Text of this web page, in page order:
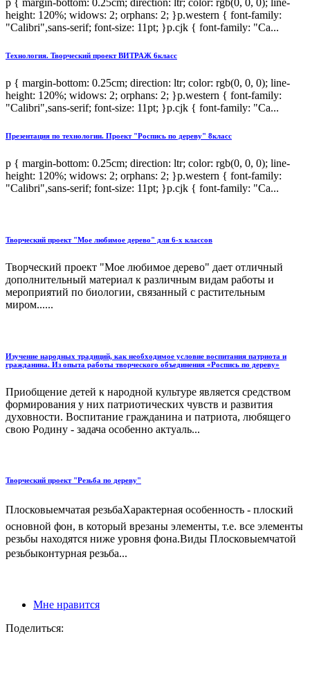
height: 120%; widows: 2; orphans: 2; }p.western { font-family:
"Calibri",sans-serif; font-size: 11pt; }p.cjk { font-family: "Ca...
Технология. Творческий проект ВИТРАЖ 6класс
p { margin-bottom: 0.25cm; direction: ltr; color: rgb(0, 0, 0); line-
height: 120%; widows: 2; orphans: 2; }p.western { font-family:
"Calibri",sans-serif; font-size: 11pt; }p.cjk { font-family: "Ca...
Презентация по технологии. Проект "Роспись по дереву" 8класс
p { margin-bottom: 0.25cm; direction: ltr; color: rgb(0, 0, 0); line-
height: 120%; widows: 2; orphans: 2; }p.western { font-family:
"Calibri",sans-serif; font-size: 11pt; }p.cjk { font-family: "Ca...
Творческий проект "Мое любимое дерево" для 6-х классов
Творческий проект "Мое любимое дерево" дает отличный
дополнительный материал к различным видам работы и
мероприятий по биологии, связанный с растительным
миром......
Изучение народных традиций, как необходимое условие воспитания патриота и
гражданина. Из опыта работы творческого объединения «Роспись по дереву»
Приобщение детей к народной культуре является средством
формирования у них патриотических чувств и развития
духовности. Воспитание гражданина и патриота, любящего
свою Родину - задача особенно актуаль...
Творческий проект "Резьба по дереву"
Плосковыемчатая резьбаХарактерная особенность - плоский
основной фон, в который врезаны элементы, т.е. все элементы
резьбы находятся ниже уровня фона.Виды Плосковыемчатой
резьбыконтурная резьба...
Мне нравится
Поделиться: